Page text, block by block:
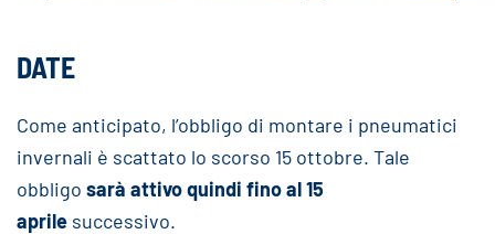
DATE
Come anticipato, l’obbligo di montare i pneumatici
invernali è scattato lo scorso 15 ottobre. Tale
obbligo sarà attivo quindi fino al 15
aprile successivo.